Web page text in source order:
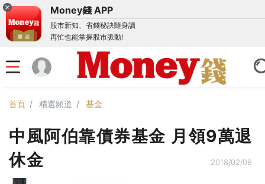
Money錢 APP
股市新知、省錢秘訣隨身讀
再忙也能掌握股市脈動!
首頁 精選頻道 基金
中風阿伯靠債券基金 月領9萬退
休金
2018/02/08